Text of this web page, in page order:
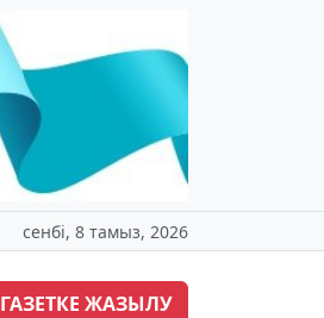
сенбі, 8 тамыз, 2026
ГАЗЕТКЕ ЖАЗЫЛУ